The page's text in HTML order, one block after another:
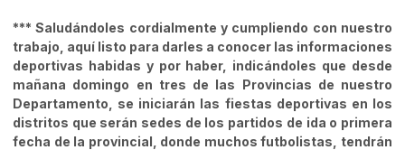
*** Saludándoles cordialmente y cumpliendo con nuestro
trabajo, aquí listo para darles a conocer las informaciones
deportivas habidas y por haber, indicándoles que desde
mañana domingo en tres de las Provincias de nuestro
Departamento, se iniciarán las fiestas deportivas en los
distritos que serán sedes de los partidos de ida o primera
fecha de la provincial, donde muchos futbolistas, tendrán